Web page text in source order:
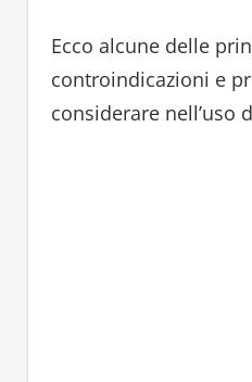
Ecco alcune delle
controindicazioni e
considerare nell’uso